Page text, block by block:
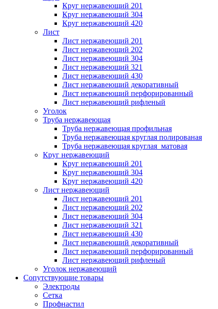
Круг нержавеющий 201
Круг нержавеющий 304
Круг нержавеющий 420
Лист
Лист нержавеющий 201
Лист нержавеющий 202
Лист нержавеющий 304
Лист нержавеющий 321
Лист нержавеющий 430
Лист нержавеющий декоративный
Лист нержавеющий перфорированный
Лист нержавеющий рифленый
Уголок
Труба нержавеющая
Труба нержавеющая профильная
Труба нержавеющая круглая полированая
Труба нержавеющая круглая матовая
Круг нержавеющий
Круг нержавеющий 201
Круг нержавеющий 304
Круг нержавеющий 420
Лист нержавеющий
Лист нержавеющий 201
Лист нержавеющий 202
Лист нержавеющий 304
Лист нержавеющий 321
Лист нержавеющий 430
Лист нержавеющий декоративный
Лист нержавеющий перфорированный
Лист нержавеющий рифленый
Уголок нержавеющий
Cопутствующие товары
Электроды
Сетка
Профнастил